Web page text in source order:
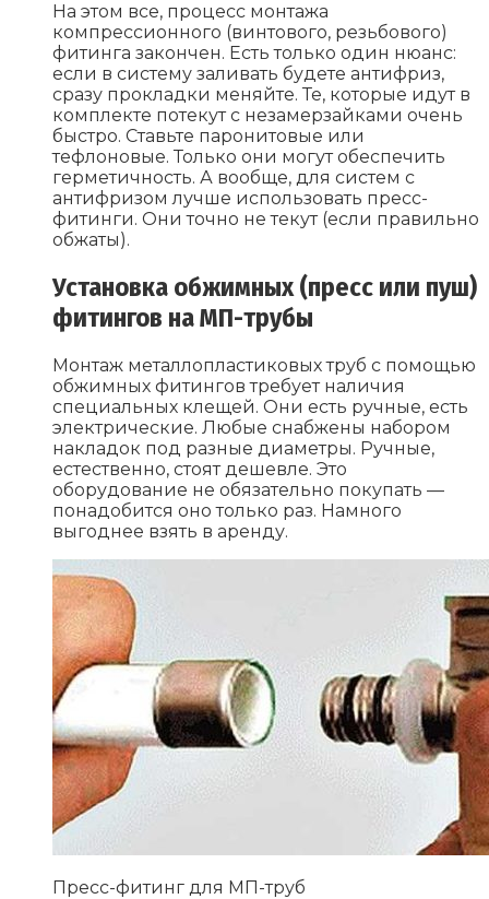
На этом все, процесс монтажа
компрессионного (винтового, резьбового)
фитинга закончен. Есть только один нюанс:
если в систему заливать будете антифриз,
сразу прокладки меняйте. Те, которые идут в
комплекте потекут с незамерзайками очень
быстро. Ставьте паронитовые или
тефлоновые. Только они могут обеспечить
герметичность. А вообще, для систем с
антифризом лучше использовать пресс-
фитинги. Они точно не текут (если правильно
обжаты).
Установка обжимных (пресс или пуш)
фитингов на МП-трубы
Монтаж металлопластиковых труб с помощью
обжимных фитингов требует наличия
специальных клещей. Они есть ручные, есть
электрические. Любые снабжены набором
накладок под разные диаметры. Ручные,
естественно, стоят дешевле. Это
оборудование не обязательно покупать —
понадобится оно только раз. Намного
выгоднее взять в аренду.
Пресс-фитинг для МП-труб